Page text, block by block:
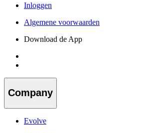
Inloggen
Algemene voorwaarden
Download de App
Company
Evolve